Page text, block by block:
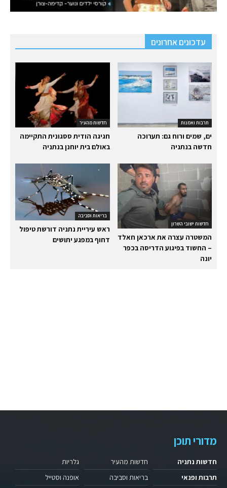
עדכונים אחרונים
חדשות מהעיר
חגיגה הודית ססגונית התקיימה
באולם בית יוחנן בנתניה
תרבות ואמנות
ים, שמים ורוח גם: תערוכה
חדשה בנתניה
בריאות וסביבה
ראש עיריית נתניה דורשת טיפול
דחוף במפגע יתושים
חדשות ישובי השרון
המשטרה עצרה את ארכאן חאלד
– החשוד בפיגוע הדריסה בכפר
יונה
מדורי תוכן
חדשות נתניה
תרבות ופנאי
חדשות מהעיר
בריאות וסביבה
גלריות
אופנה וסטייל